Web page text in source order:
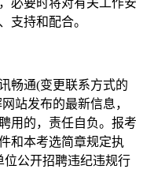
支持和配合。
畅通(变更联系方式的
站发布的最新信息，
用的，责任自负。报考
和本考选简章规定执
公开招聘违纪违规行